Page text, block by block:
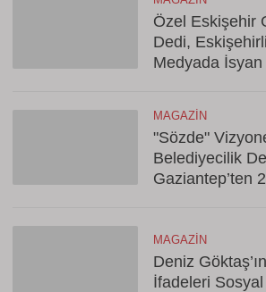
Özel Eskişehir
Dedi,
Medyada İsyan
MAGAZIN
"Sözde"
Belediyecilik
Gaziantep’ten
MAGAZIN
Deniz
İfadeleri Sosyal